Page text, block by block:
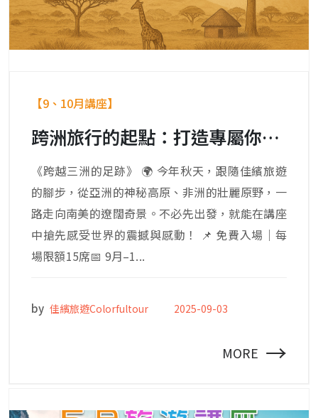
【9、10月講座】
跨洲旅行的起點：打造專屬你的多洲冒險之旅
《跨越三洲的足跡》 🌍 今年秋天，跟隨佳繽旅遊
的腳步，從亞洲的神秘高原、非洲的壯麗原野，一
路走向南美的遼闊奇景。不必先出發，就能在講座
中搶先感受世界的震撼與感動！ 📌 免費入場｜每
場限額15席📅 9月–1...
by 佳繽旅遊Colorfultour 2025-09-03
MORE →